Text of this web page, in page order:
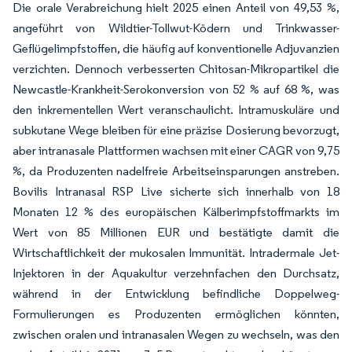
Die orale Verabreichung hielt 2025 einen Anteil von 49,53 %,
angeführt von Wildtier-Tollwut-Ködern und Trinkwasser-
Geflügelimpfstoffen, die häufig auf konventionelle Adjuvanzien
verzichten. Dennoch verbesserten Chitosan-Mikropartikel die
Newcastle-Krankheit-Serokonversion von 52 % auf 68 %, was
den inkrementellen Wert veranschaulicht. Intramuskuläre und
subkutane Wege bleiben für eine präzise Dosierung bevorzugt,
aber intranasale Plattformen wachsen mit einer CAGR von 9,75
%, da Produzenten nadelfreie Arbeitseinsparungen anstreben.
Bovilis Intranasal RSP Live sicherte sich innerhalb von 18
Monaten 12 % des europäischen Kälberimpfstoffmarkts im
Wert von 85 Millionen EUR und bestätigte damit die
Wirtschaftlichkeit der mukosalen Immunität. Intradermale Jet-
Injektoren in der Aquakultur verzehnfachen den Durchsatz,
während in der Entwicklung befindliche Doppelweg-
Formulierungen es Produzenten ermöglichen könnten,
zwischen oralen und intranasalen Wegen zu wechseln, was den